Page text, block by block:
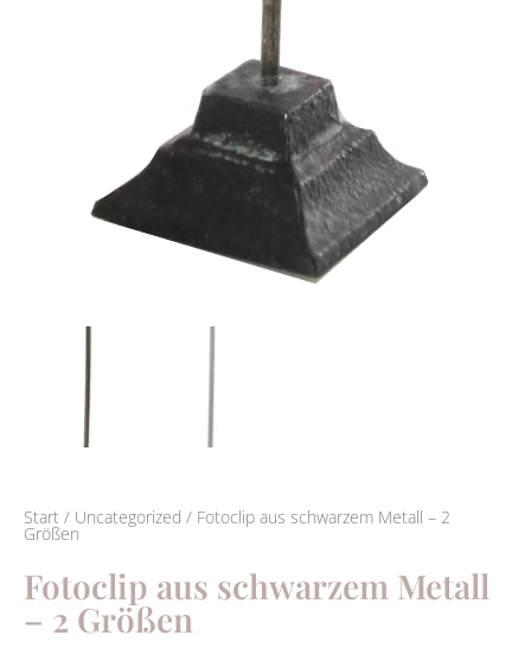
Start / Uncategorized / Fotoclip aus schwarzem Metall – 2
Größen
Fotoclip aus schwarzem Metall
– 2 Größen